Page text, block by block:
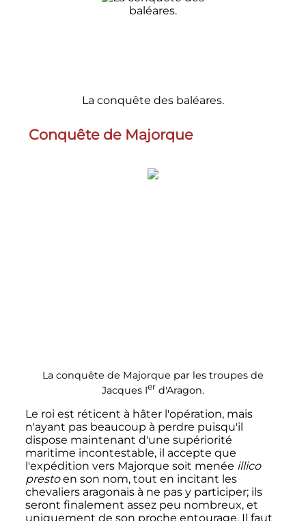
La conquête des baléares.
Conquête de Majorque
La conquête de Majorque par les troupes de
Jacques Ier d'Aragon.
Le roi est réticent à hâter l'opération, mais
n'ayant pas beaucoup à perdre puisqu'il
dispose maintenant d'une supériorité
maritime incontestable, il accepte que
l'expédition vers Majorque soit menée illico
prestoen son nom, tout en incitant les
chevaliers aragonais à ne pas y participer; ils
seront finalement assez peu nombreux, et
uniquement de son proche entourage. Il faut